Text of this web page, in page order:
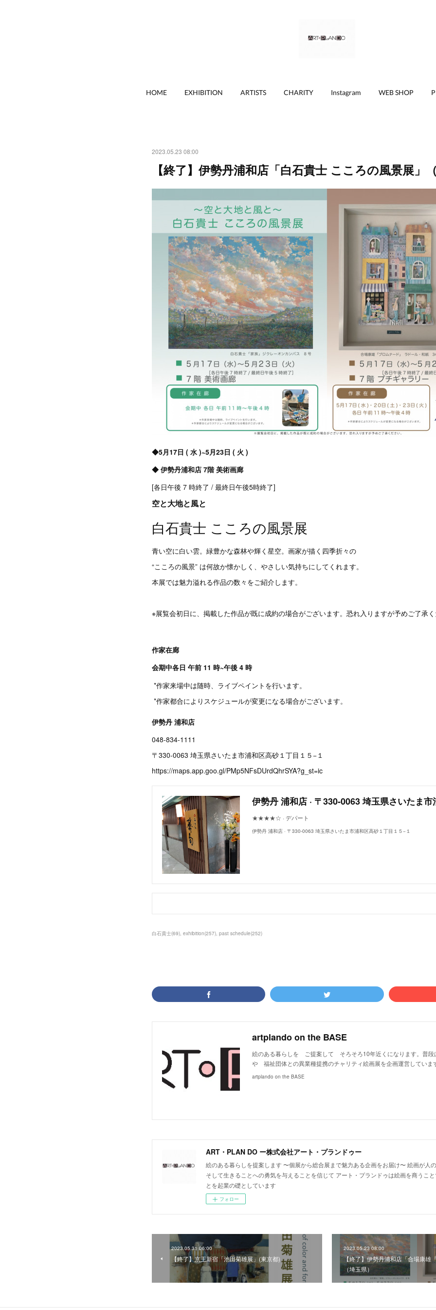
HOME EXHIBITION ARTISTS CHARITY Instagram WEB SHOP
2023.05.23 08:00
【終了】伊勢丹浦和店「白石貴士 こころの風景展」
◆5月17日 ( 水 )~5月23日 ( 火 )
◆ 伊勢丹浦和店 7階 美術画廊
[各日午後 7 時終了 / 最終日午後5時終了]
空と大地と風と
白石貴士 こころの風景展
青い空に白い雲。緑豊かな森林や輝く星空。画家が描く四季折々の
“こころの風景” は何故か懐かしく、やさしい気持ちにしてくれます。
本展では魅力溢れる作品の数々をご紹介します。
※展覧会初日に、掲載した作品が既に成約の場合がございます。恐れ入りますが予めご了承
作家在廊
会期中各日 午前 11 時~午後 4 時
*作家来場中は随時、ライブペイントを行います。
*作家都合によりスケジュールが変更になる場合がございます。
伊勢丹 浦和店
048-834-1111
〒330-0063 埼玉県さいたま市浦和区高砂１丁目１５−１
https://maps.app.goo.gl/PMp5NFsDUrdQhrSYA?g_st=ic
★★★★☆ · デパート
伊勢丹 浦和店 · 〒330-0063 埼玉県さいたま市浦和区高砂１丁目１５−１
白石貴士(69) exhibition(257) past schedule(252)
artplando on the BASE
絵のある暮らしを ご提案して そろそろ10年近くになります。普段
や 福祉団体との異業種提携のチャリティ絵画展を企画運営してい
artplando on the BASE
ART・PLAN DO ー株式会社アート・プランドゥー
絵のある暮らしを提案します 〜個展から総合展まで魅力ある企画をお届け〜 絵画が人
そして生きることへの勇気を与えることを信じて アート・プランドゥは絵画を商うこ
とを起業の礎としています
フォロー
2023.05.31 06:00
【終了】京王新宿「池田菊雄展」(東京都)
2023.05.23 08:00
【終了】伊勢丹浦和店「合場康雄
（埼玉県）